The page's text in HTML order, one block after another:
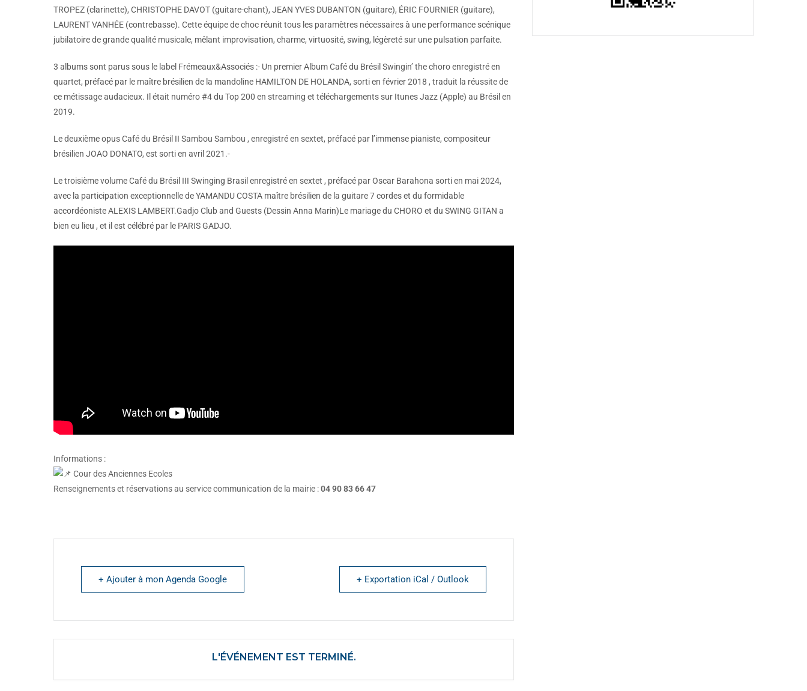
TROPEZ (clarinette), CHRISTOPHE DAVOT (guitare-chant), JEAN YVES DUBANTON (guitare), ÉRIC FOURNIER (guitare),
LAURENT VANHÉE (contrebasse). Cette équipe de choc réunit tous les paramètres nécessaires à une performance scénique
jubilatoire de grande qualité musicale, mêlant improvisation, charme, virtuosité, swing, légèreté sur une pulsation parfaite.
3 albums sont parus sous le label Frémeaux&Associés :- Un premier Album Café du Brésil Swingin’ the choro enregistré en
quartet, préfacé par le maître brésilien de la mandoline HAMILTON DE HOLANDA, sorti en février 2018 , traduit la réussite de
ce métissage audacieux. Il était numéro #4 du Top 200 en streaming et téléchargements sur Itunes Jazz (Apple) au Brésil en
2019.
Le deuxième opus Café du Brésil II Sambou Sambou , enregistré en sextet, préfacé par l’immense pianiste, compositeur
brésilien JOAO DONATO, est sorti en avril 2021.-
Le troisième volume Café du Brésil III Swinging Brasil enregistré en sextet , préfacé par Oscar Barahona sorti en mai 2024,
avec la participation exceptionnelle de YAMANDU COSTA maître brésilien de la guitare 7 cordes et du formidable
accordéoniste ALEXIS LAMBERT.Gadjo Club and Guests (Dessin Anna Marin)Le mariage du CHORO et du SWING GITAN a
bien eu lieu , et il est célébré par le PARIS GADJO.
Informations :
Cour des Anciennes Ecoles
Renseignements et réservations au service communication de la mairie :04 90 83 66 47
+ Ajouter à mon Agenda Google + Exportation iCal / Outlook
L'ÉVÉNEMENT EST TERMINÉ.